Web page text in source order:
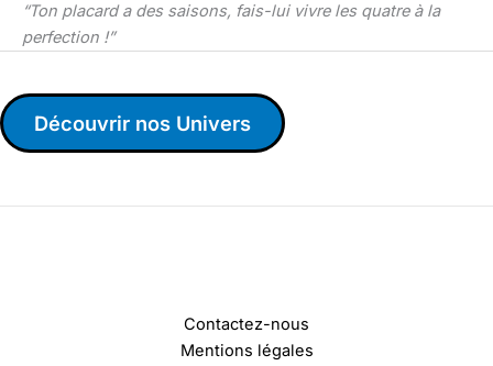
“Ton placard a des saisons, fais-lui vivre les quatre à la
perfection !”
Découvrir nos Univers
Contactez-nous
Mentions légales